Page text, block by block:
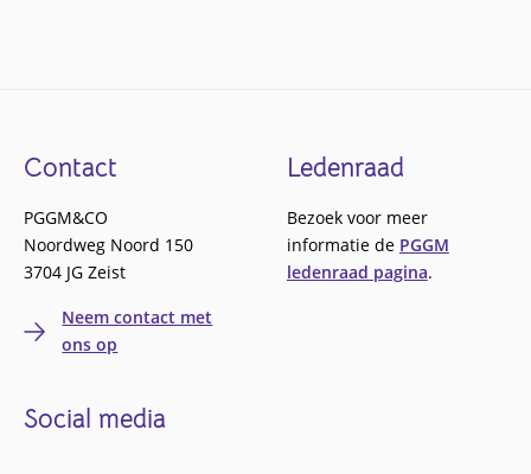
Footer
Contact
PGGM&CO
Noordweg Noord 150
3704 JG Zeist
Neem contact met
ons op
Ledenraad
Bezoek voor meer
informatie de PGGM
ledenraad pagina.
Social media